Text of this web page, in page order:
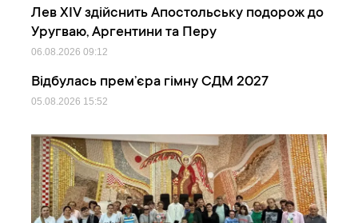
Лев XIV здійснить Апостольську подорож до
Уругваю, Аргентини та Перу
06.08.202609:12
Відбулась прем’єра гімну СДМ 2027
05.08.2026 15:52